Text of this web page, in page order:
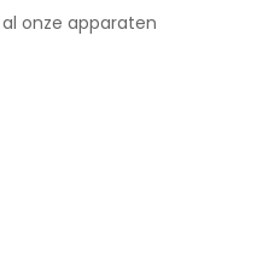
al onze apparaten